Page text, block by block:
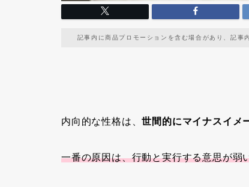
記事内に商品プロモーションを含む場合があり、記事
内向的な性格は、世間的にマイナスイメ
一番の原因は、行動と実行する意思が弱